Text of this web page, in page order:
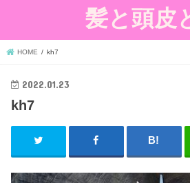
髪と頭皮
HOME kh7
2022.01.23
kh7